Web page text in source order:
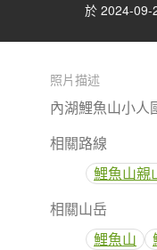
於 2024-09-
照片描述
內湖鯉魚山小人
相關路線
鯉魚山親
相關山岳
鯉魚山